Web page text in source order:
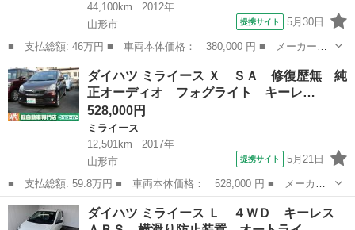
44,100km
2012年
山形市
提携サイト 5月30日
■ 支払総額: 46万円 ■ 車両本体価格： 380,000 円 ■ メーカー
名： ダイハツ ■ 車種名： ミライース ■ グレード名： Ｌ メ
モリアルエディション ＣＤデッキ アイドリングストップ ＡＵ
Ｘ ＡＢＳ ハロゲ...
山形 山形市 ミライース
ダイハツ ミライース Ｘ ＳＡ 修復歴無 純
正オーディオ フォグライト キーレ…
528,000円
ミライース
12,501km
2017年
山形市
提携サイト 5月21日
■ 支払総額: 59.8万円 ■ 車両本体価格： 528,000 円 ■ メーカー
名： ダイハツ ■ 車種名： ミライース ■ グレード名： Ｘ Ｓ
Ａ 修復歴無 純正オーディオ フォグライト キーレスエントリ
山形 山形市 ミライース
ダイハツ ミライース Ｌ ４ＷＤ キーレス